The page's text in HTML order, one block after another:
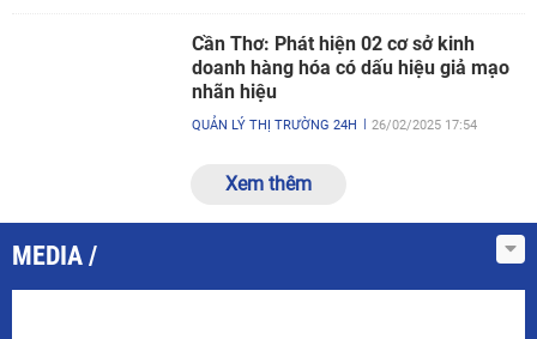
Cần Thơ: Phát hiện 02 cơ sở kinh
doanh hàng hóa có dấu hiệu giả mạo
nhãn hiệu
QUẢN LÝ THỊ TRƯỜNG 24H 26/02/2025 17:54
Xem thêm
MEDIA